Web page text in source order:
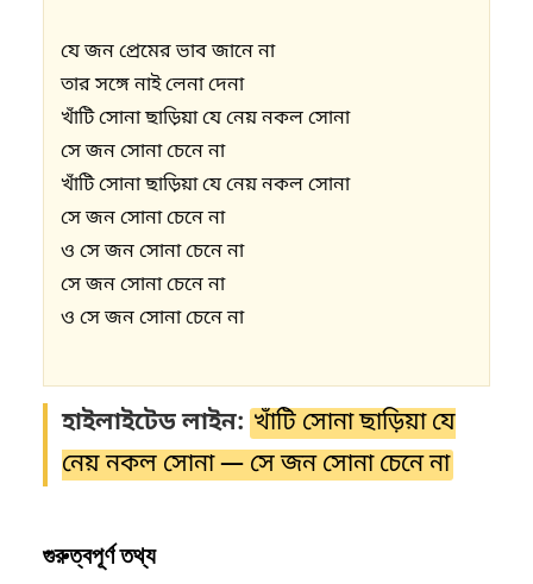
যে জন প্রেমের ভাব জানে না
তার সঙ্গে নাই লেনা দেনা
খাঁটি সোনা ছাড়িয়া যে নেয় নকল সোনা
সে জন সোনা চেনে না
খাঁটি সোনা ছাড়িয়া যে নেয় নকল সোনা
সে জন সোনা চেনে না
ও সে জন সোনা চেনে না
সে জন সোনা চেনে না
ও সে জন সোনা চেনে না
হাইলাইটেড লাইন: খাঁটি সোনা ছাড়িয়া যে
নেয় নকল সোনা — সে জন সোনা চেনে না
গুরুত্বপূর্ণ তথ্য